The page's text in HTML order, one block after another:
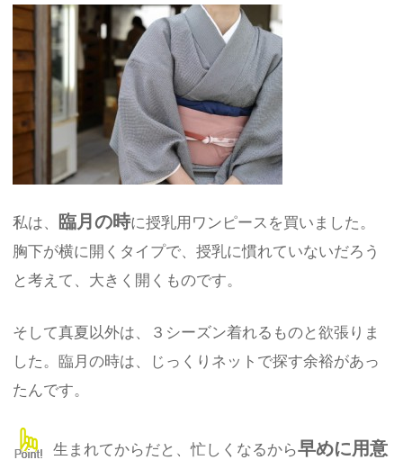
私は、 臨月の時に授乳用ワンピースを買いました。
胸下が横に開くタイプで、授乳に慣れていないだろう
と考えて、大きく開くものです。
そして真夏以外は、３シーズン着れるものと欲張りま
した。臨月の時は、じっくりネットで探す余裕があっ
たんです。
生まれてからだと、忙しくなるから早めに用意